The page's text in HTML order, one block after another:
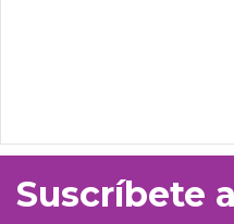
Suscríbete